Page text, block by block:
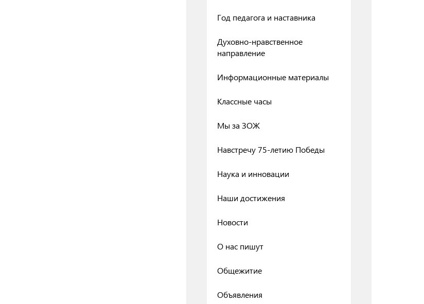
Год педагога и наставника
Духовно-нравственное
направление
Информационные материалы
Классные часы
Мы за ЗОЖ
Навстречу 75-летию Победы
Наука и инновации
Наши достижения
Новости
О нас пишут
Общежитие
Объявления